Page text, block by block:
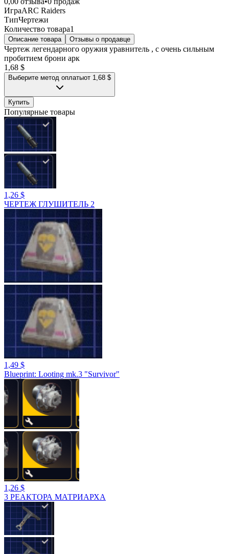
ИграARC Raiders
ТипЧертежи
Количество товара1
Описание товара Отзывы о продавце
Чертеж легендарного оружия уравнитель , с очень сильным
пробитием брони арк
1,68 $
Выберите метод оплатыот 1,68 $
Купить
Популярные товары
1,26 $
ЧЕРТЕЖ ГЛУШИТЕЛЬ 2
1,49 $
Blueprint: Looting mk.3 "Survivor"
1,26 $
3 РЕАКТОРА МАТРИАРХА